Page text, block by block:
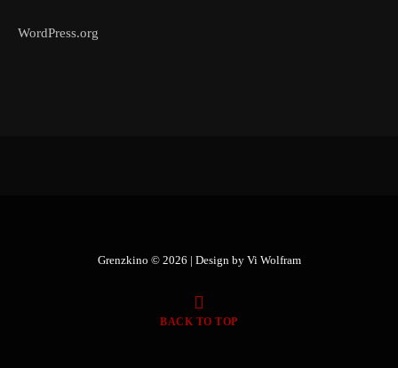
WordPress.org
Grenzkino © 2026 | Design by Vi Wolfram
BACK TO TOP